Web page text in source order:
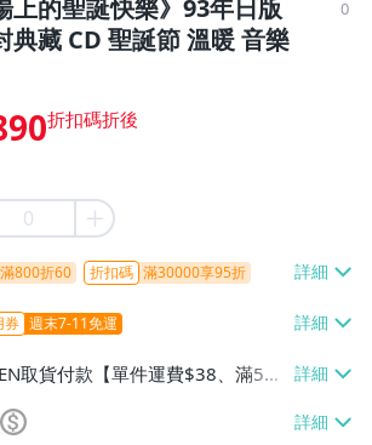
上的聖誕快樂》93年日版
典藏 CD 聖誕節 溫暖 音樂
0
滿800折60 折扣碼 滿30000享95折
券 週末7-11免運
取貨付款【單件運費$38、滿5件
$1298免運費】、7-ELEVEN取貨
免運費】、萊爾富取貨付款【單件